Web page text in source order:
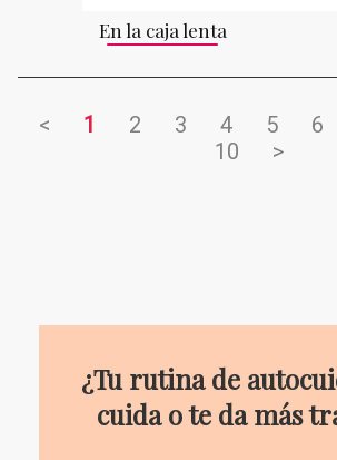
En la caja lenta
< 1 2 3 4 5 6
10
>
¿Tu rutina de
cuida o te da más